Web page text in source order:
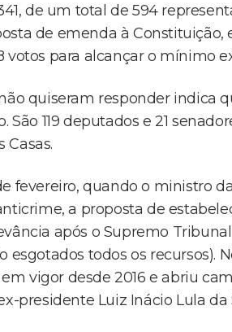
de um total de 594
de emenda à Constituição,
votos para alcançar o mínimo
quiseram responder indica
São 119 deputados e 21
fevereiro, quando o ministro
a proposta de
após o Supremo
todos os recursos).
vigor desde 2016 e abriu
presidente Luiz Inácio Lula da